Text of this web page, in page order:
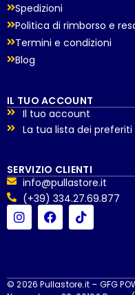
Spedizioni
Politica di rimborso e
Termini e condizioni
Blog
IL TUO ACCOUNT
Il tuo account
La tua lista dei preferiti
SERVIZIO CLIENTI
info@pullastore.it
(+39) 334.27.69.877
© 2026 Pullastore.it – GFG